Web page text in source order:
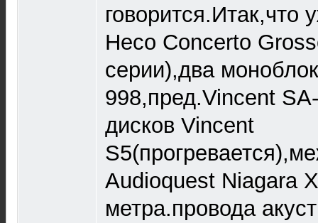
говорится.Итак,что
Heco Concerto
серии),два
998,пред.Vincent
дисков Vincent
Audioquest Niagara
метра.провода